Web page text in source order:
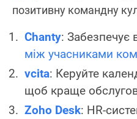
позитивну командну
Chanty: Забезпечує
між учасниками
vcita: Керуйте
щоб краще
Zoho Desk: HR-